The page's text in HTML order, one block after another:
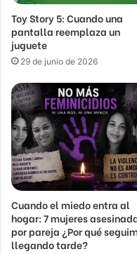
Toy Story 5: Cuando una
pantalla reemplaza un
juguete
29 de junio de 2026
Cuando el miedo entra al
hogar: 7 mujeres
por pareja ¿Por qué
llegando tarde?